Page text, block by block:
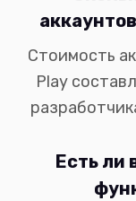
Стоимость
Play
Есть ли